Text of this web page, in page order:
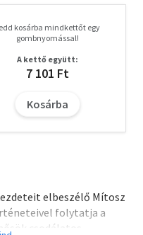
kosárba mindkettőt egy
gombnyomással!
A kettő együtt:
7 101 Ft
Kosárba
elbeszélő Mítosz
folytatja a
csodálatos